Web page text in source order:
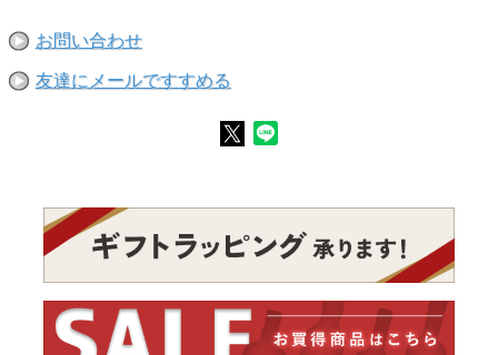
お問い合わせ
友達にメールですすめる